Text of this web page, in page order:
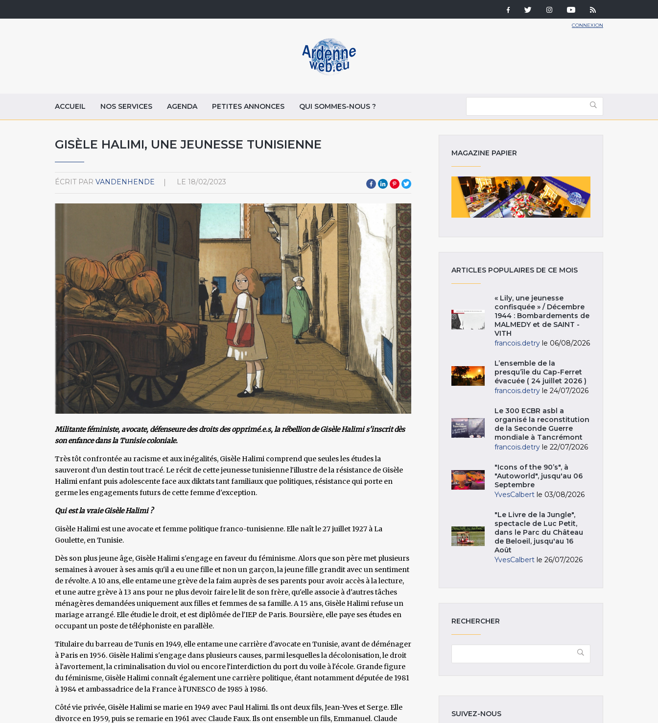
CONNEXION
ACCUEIL NOS SERVICES AGENDA PETITES ANNONCES QUI SOMMES-NOUS ?
GISÈLE HALIMI, UNE JEUNESSE TUNISIENNE
ÉCRIT PAR VANDENHENDE LE 18/02/2023
Militante féministe, avocate, défenseure des droits des opprimé.e.s, la rébellion de Gisèle Halimi s'inscrit dès
son enfance dans la Tunisie coloniale.
Très tôt confrontée au racisme et aux inégalités, Gisèle Halimi comprend que seules les études la
sauveront d'un destin tout tracé. Le récit de cette jeunesse tunisienne l'illustre de la résistance de Gisèle
Halimi enfant puis adolescente face aux diktats tant familiaux que politiques, résistance qui porte en
germe les engagements futurs de cette femme d'exception.
Qui est la vraie Gisèle Halimi ?
Gisèle Halimi est une avocate et femme politique franco-tunisienne. Elle naît le 27 juillet 1927 à La
Goulette, en Tunisie.
Dès son plus jeune âge, Gisèle Halimi s'engage en faveur du féminisme. Alors que son père met plusieurs
semaines à avouer à ses amis qu'il a eu une fille et non un garçon, la jeune fille grandit avec un sentiment
de révolte. A 10 ans, elle entame une grève de la faim auprès de ses parents pour avoir accès à la lecture,
et une autre grève à 13 ans pour ne plus devoir faire le lit de son frère, qu'elle associe à d'autres tâches
ménagères demandées uniquement aux filles et femmes de sa famille. A 15 ans, Gisèle Halimi refuse un
mariage arrangé. Elle étudie le droit, et est diplômée de l'IEP de Paris. Boursière, elle paye ses études en
occupant un poste de téléphoniste en parallèle.
Titulaire du barreau de Tunis en 1949, elle entame une carrière d'avocate en Tunisie, avant de déménager
à Paris en 1956. Gisèle Halimi s'engage dans plusieurs causes, parmi lesquelles la décolonisation, le droit
à l'avortement, la criminalisation du viol ou encore l'interdiction du port du voile à l'école. Grande figure
du féminisme, Gisèle Halimi connaît également une carrière politique, étant notamment députée de 1981
à 1984 et ambassadrice de la France à l'UNESCO de 1985 à 1986.
Côté vie privée, Gisèle Halimi se marie en 1949 avec Paul Halimi. Ils ont deux fils, Jean-Yves et Serge. Elle
divorce en 1959, puis se remarie en 1961 avec Claude Faux. Ils ont ensemble un fils, Emmanuel. Claude
MAGAZINE PAPIER
ARTICLES POPULAIRES DE CE MOIS
« Lily, une jeunesse
confisquée » / Décembre
1944 : Bombardements de
MALMEDY et de SAINT -
VITH
francois.detry le 06/08/2026
L’ensemble de la
presqu’île du Cap-Ferret
évacuée ( 24 juillet 2026 )
francois.detry le 24/07/2026
Le 300 ECBR asbl a
organisé la reconstitution
de la Seconde Guerre
mondiale à Tancrémont
francois.detry le 22/07/2026
"Icons of the 90’s", à
"Autoworld", jusqu'au 06
Septembre
YvesCalbert le 03/08/2026
"Le Livre de la Jungle",
spectacle de Luc Petit,
dans le Parc du Château
de Beloeil, jusqu'au 16
Août
YvesCalbert le 26/07/2026
RECHERCHER
SUIVEZ-NOUS